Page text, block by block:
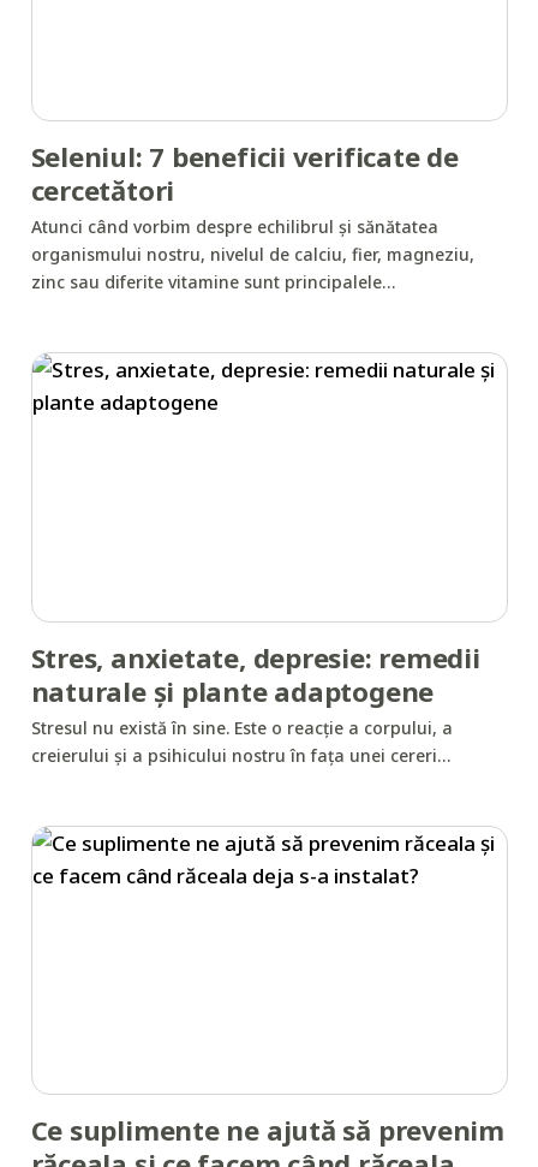
Seleniul: 7 beneficii verificate de
cercetători
Atunci când vorbim despre echilibrul și sănătatea
organismului nostru, nivelul de calciu, fier, magneziu,
zinc sau diferite vitamine sunt principalele…
Stres, anxietate, depresie: remedii
naturale și plante adaptogene
Stresul nu există în sine. Este o reacție a corpului, a
creierului și a psihicului nostru în fața unei cereri…
Ce suplimente ne ajută să prevenim